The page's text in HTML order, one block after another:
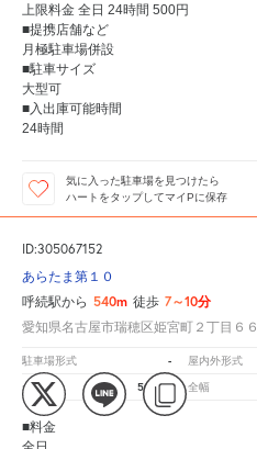
上限料金 全日 24時間 500円
■提携店舗など
月極駐車場併設
■駐車サイズ
大型可
■入出庫可能時間
24時間
気に入った駐車場を見つけたら
ハートをタップしてマイPに保存
ID:305067152
あらたま第１０
呼続駅から 540m 徒歩 7～10分
愛知県名古屋市瑞穂区姫宮町２丁目６６
駐車場形式 - 屋内外形式
全長 500cm 全幅
■料金